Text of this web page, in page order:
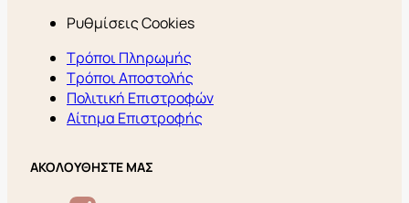
Ρυθμίσεις Cookies
Τρόποι Πληρωμής
Τρόποι Αποστολής
Πολιτική Επιστροφών
Αίτημα Επιστροφής
ΑΚΟΛΟΥΘΗΣΤΕ ΜΑΣ